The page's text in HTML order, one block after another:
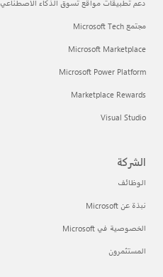
دعم تطبيقات مواقع تسوق الذكاء الاصطناعي
مجتمع Microsoft Tech
Microsoft Marketplace
Microsoft Power Platform
Marketplace Rewards
Visual Studio
الشركة
الوظائف
نبذة عن Microsoft
الخصوصية في Microsoft
المستثمرون